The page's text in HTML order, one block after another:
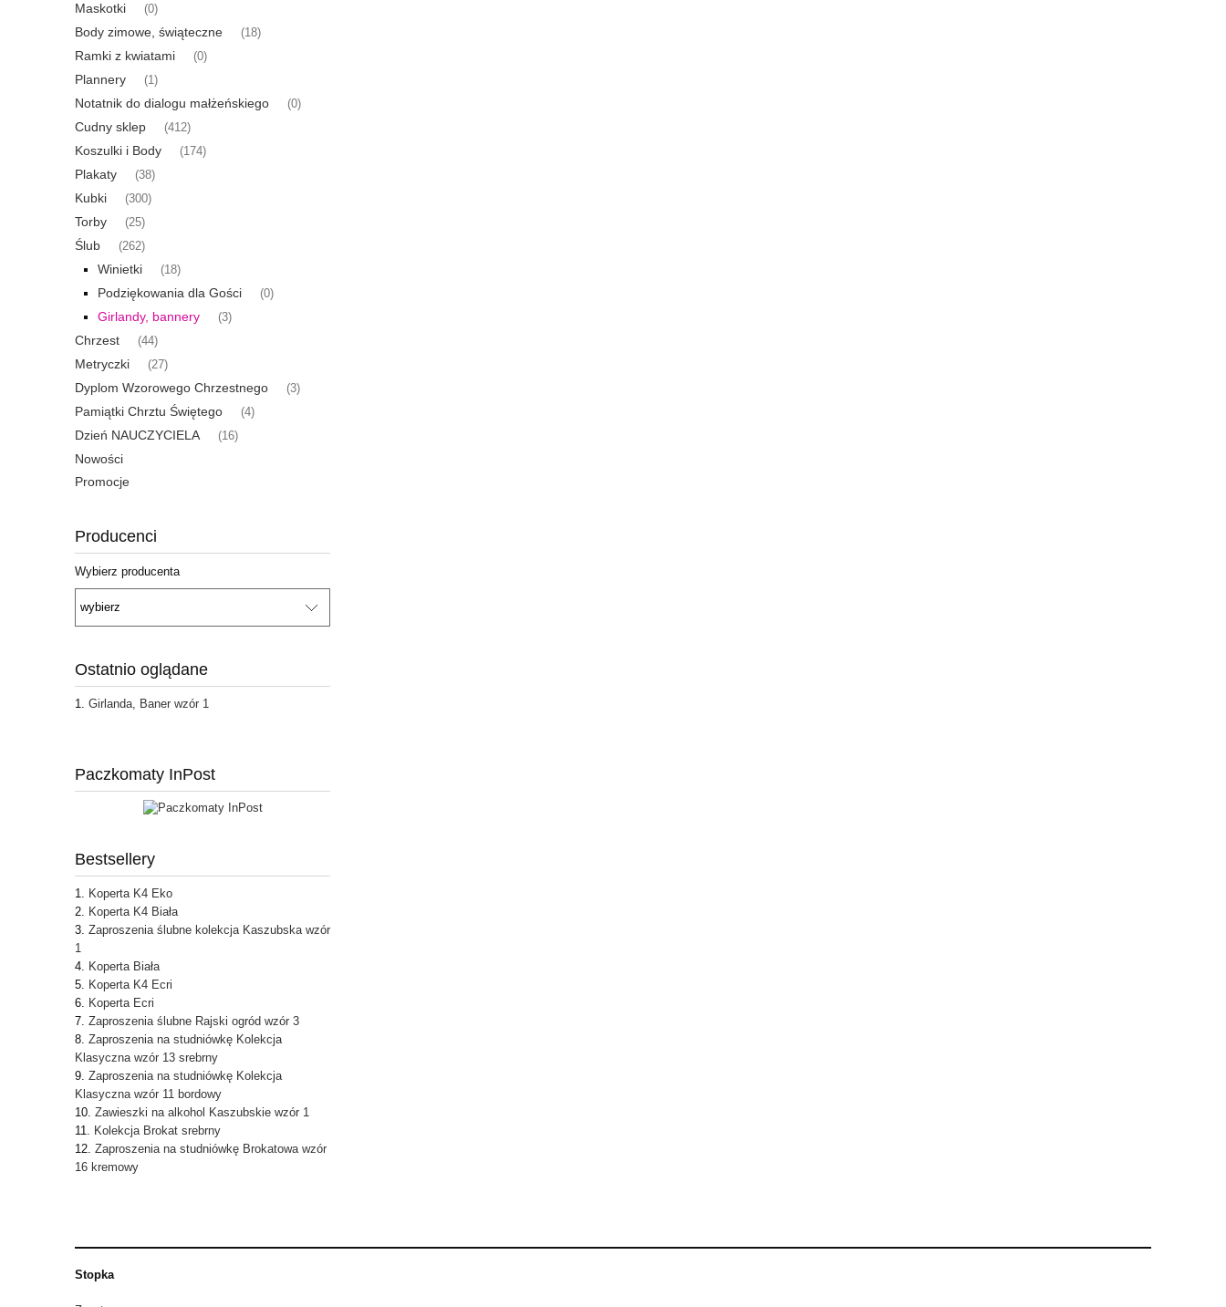
Maskotki (0)
Body zimowe, świąteczne (18)
Ramki z kwiatami (0)
Plannery (1)
Notatnik do dialogu małżeńskiego (0)
Cudny sklep (412)
Koszulki i Body (174)
Plakaty (38)
Kubki (300)
Torby (25)
Ślub (262)
Winietki (18)
Podziękowania dla Gości (0)
Girlandy, bannery (3)
Chrzest (44)
Metryczki (27)
Dyplom Wzorowego Chrzestnego (3)
Pamiątki Chrztu Świętego (4)
Dzień NAUCZYCIELA (16)
Nowości
Promocje
Producenci
Wybierz producenta
Ostatnio oglądane
Girlanda, Baner wzór 1
Paczkomaty InPost
Bestsellery
Koperta K4 Eko
Koperta K4 Biała
Zaproszenia ślubne kolekcja Kaszubska wzór
1
Koperta Biała
Koperta K4 Ecri
Koperta Ecri
Zaproszenia ślubne Rajski ogród wzór 3
Zaproszenia na studniówkę Kolekcja
Klasyczna wzór 13 srebrny
Zaproszenia na studniówkę Kolekcja
Klasyczna wzór 11 bordowy
Zawieszki na alkohol Kaszubskie wzór 1
Kolekcja Brokat srebrny
Zaproszenia na studniówkę Brokatowa wzór
16 kremowy
Stopka